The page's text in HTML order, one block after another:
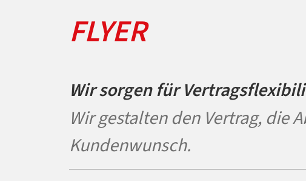
FLYER
Wir sorgen für
Wir gestalten den Vertrag, die
Kundenwunsch.